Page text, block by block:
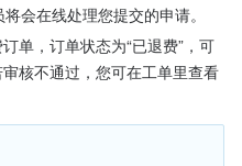
会在线处理您提交的申请。
单，订单状态为“已退费”，可
核不通过，您可在工单里查看